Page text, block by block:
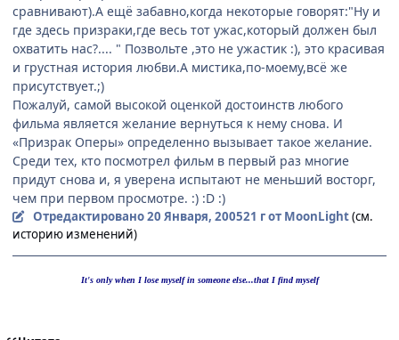
сравнивают).А ещё забавно,когда некоторые говорят:"Ну и
где здесь призраки,где весь тот ужас,который должен был
охватить нас?.... " Позвольте ,это не ужастик :), это красивая
и грустная история любви.А мистика,по-моему,всё же
присутствует.;)
Пожалуй, самой высокой оценкой достоинств любого
фильма является желание вернуться к нему снова. И
«Призрак Оперы» определенно вызывает такое желание.
Среди тех, кто посмотрел фильм в первый раз многие
придут снова и, я уверена испытают не меньший восторг,
чем при первом просмотре. :) :D :)
Отредактировано20 Января, 200521 гот MoonLight(см.
историю изменений)
It's only when I lose myself in someone else...that I find myself